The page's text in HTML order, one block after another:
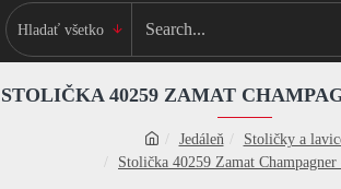
Hladať všetko
Jedáleň
Stoličky a
Stolička 40259 Zamat Champagner
STOLIČKA 40259 ZAMAT